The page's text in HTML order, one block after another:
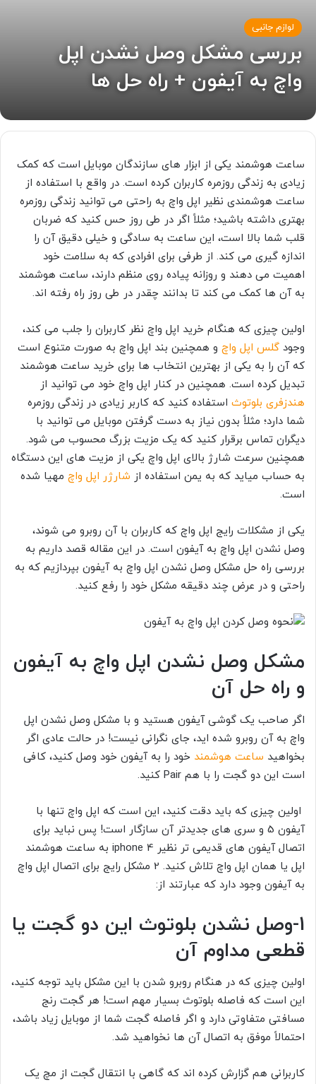
لوازم جانبی
بررسی مشکل وصل نشدن اپل
واچ به آیفون + راه حل ها
ساعت هوشمند یکی از ابزار های سازندگان موبایل است که کمک
زیادی به زندگی روزمره کاربران کرده است. در واقع با استفاده از
ساعت هوشمندی نظیر اپل واچ به راحتی می توانید زندگی روزمره
بهتری داشته باشید؛ مثلاً اگر در طی روز حس کنید که ضربان
قلب شما بالا است، این ساعت به سادگی و خیلی دقیق آن را
اندازه گیری می کند. از طرفی برای افرادی که به سلامت خود
اهمیت می دهند و روزانه پیاده روی منظم دارند، ساعت هوشمند
به آن ها کمک می کند تا بدانند چقدر در طی روز راه رفته اند.
اولین چیزی که هنگام خرید اپل واچ نظر کاربران را جلب می کند،
وجود گلس اپل واچ و همچنین بند اپل واچ به صورت متنوع است
که آن را به یکی از بهترین انتخاب ها برای خرید ساعت هوشمند
تبدیل کرده است. همچنین در کنار اپل واچ خود می توانید از
هندزفری بلوتوث استفاده کنید که کاربر زیادی در زندگی روزمره
شما دارد؛ مثلاً بدون نیاز به دست گرفتن موبایل می توانید با
دیگران تماس برقرار کنید که یک مزیت بزرگ محسوب می شود.
همچنین سرعت شارژ بالای اپل واچ یکی از مزیت های این دستگاه
به حساب میاید که به یمن استفاده از شارژر اپل واچ مهیا شده
است.
یکی از مشکلات رایج اپل واچ که کاربران با آن روبرو می شوند،
وصل نشدن اپل واچ به آیفون است. در این مقاله قصد داریم به
بررسی راه حل مشکل وصل نشدن اپل واچ به آیفون بپردازیم که به
راحتی و در عرض چند دقیقه مشکل خود را رفع کنید.
مشکل وصل نشدن اپل واچ به آیفون
و راه حل آن
اگر صاحب یک گوشی آیفون هستید و با مشکل وصل نشدن اپل
واچ به آن روبرو شده اید، جای نگرانی نیست! در حالت عادی اگر
بخواهید ساعت هوشمند خود را به آیفون خود وصل کنید، کافی
است این دو گجت را با هم Pair کنید.
اولین چیزی که باید دقت کنید، این است که اپل واچ تنها با
آیفون 5 و سری های جدیدتر آن سازگار است! پس نباید برای
اتصال آیفون های قدیمی تر نظیر iphone 4 به ساعت هوشمند
اپل یا همان اپل واچ تلاش کنید. 2 مشکل رایج برای اتصال اپل واچ
به آیفون وجود دارد که عبارتند از:
1-وصل نشدن بلوتوث این دو گجت یا
قطعی مداوم آن
اولین چیزی که در هنگام روبرو شدن با این مشکل باید توجه کنید،
این است که فاصله بلوتوث بسیار مهم است! هر گجت رنج
مسافتی متفاوتی دارد و اگر فاصله گجت شما از موبایل زیاد باشد،
احتمالاً موفق به اتصال آن ها نخواهید شد.
کاربرانی هم گزارش کرده اند که گاهی با انتقال گجت از مچ یک